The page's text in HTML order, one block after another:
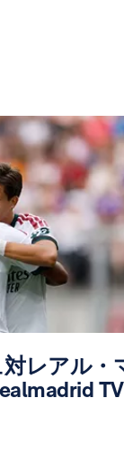
レアル・